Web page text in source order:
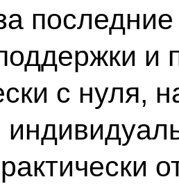
с нуля,